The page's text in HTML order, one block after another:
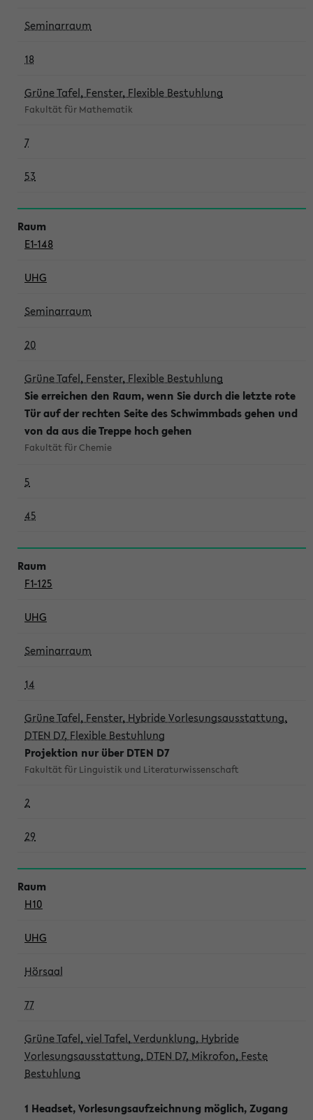
Seminarraum
18
Grüne Tafel, Fenster, Flexible Bestuhlung
Fakultät für Mathematik
7
53
E1-148
UHG
Seminarraum
20
Grüne Tafel, Fenster, Flexible Bestuhlung
Sie erreichen den Raum, wenn Sie durch die letzte rote
Tür auf der rechten Seite des Schwimmbads gehen und
von da aus die Treppe hoch gehen
Fakultät für Chemie
5
45
F1-125
UHG
Seminarraum
14
Grüne Tafel, Fenster, Hybride Vorlesungsausstattung,
DTEN D7, Flexible Bestuhlung
Projektion nur über DTEN D7
Fakultät für Linguistik und Literaturwissenschaft
2
29
H10
UHG
Hörsaal
77
Grüne Tafel, viel Tafel, Verdunklung, Hybride
Vorlesungsausstattung, DTEN D7, Mikrofon, Feste
Bestuhlung
1 Headset, Vorlesungsaufzeichnung möglich, Zugang